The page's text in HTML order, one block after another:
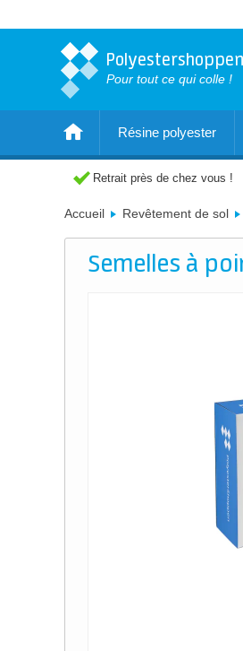
Polyestershoppen
Pour tout ce qui colle !
Résine polyester
Retrait près de chez vous !
Accueil Revêtement de sol
Semelles à